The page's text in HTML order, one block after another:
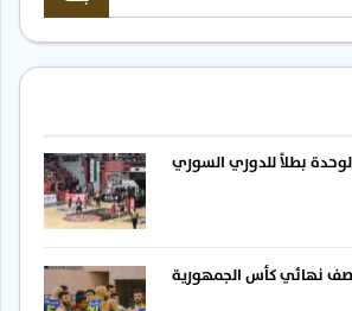
بطلاً للدوري السوري
نهائي كأس الجمهورية